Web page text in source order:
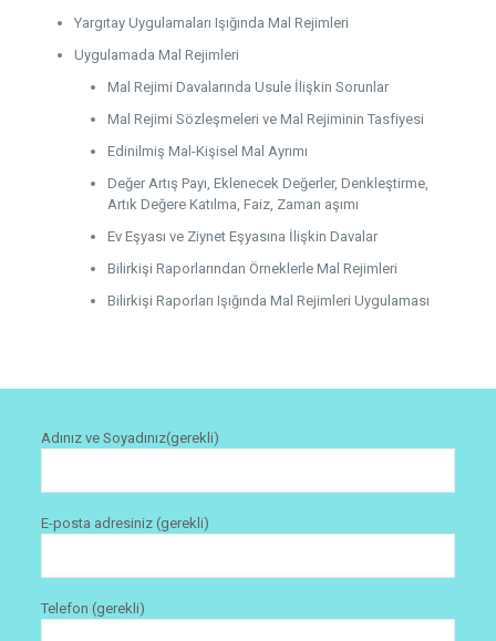
Yargıtay Uygulamaları Işığında Mal Rejimleri
Uygulamada Mal Rejimleri
Mal Rejimi Davalarında Usule İlişkin Sorunlar
Mal Rejimi Sözleşmeleri ve Mal Rejiminin Tasfiyesi
Edinilmiş Mal-Kişisel Mal Ayrımı
Değer Artış Payı, Eklenecek Değerler, Denkleştirme,
Artık Değere Katılma, Faiz, Zaman aşımı
Ev Eşyası ve Ziynet Eşyasına İlişkin Davalar
Bilirkişi Raporlarından Örneklerle Mal Rejimleri
Bilirkişi Raporları Işığında Mal Rejimleri Uygulaması
Adınız ve Soyadınız(gerekli)
E-posta adresiniz (gerekli)
Telefon (gerekli)